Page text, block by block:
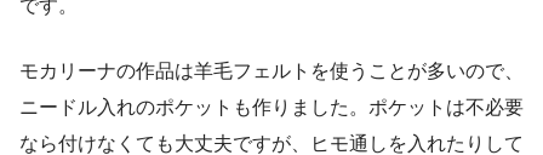
です。
モカリーナの作品は羊毛フェルトを使うことが多いので、
ニードル入れのポケットも作りました。ポケットは不必要
なら付けなくても大丈夫ですが、ヒモ通しを入れたりして